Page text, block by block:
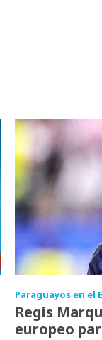
Paraguayos en el
Regis
europeo